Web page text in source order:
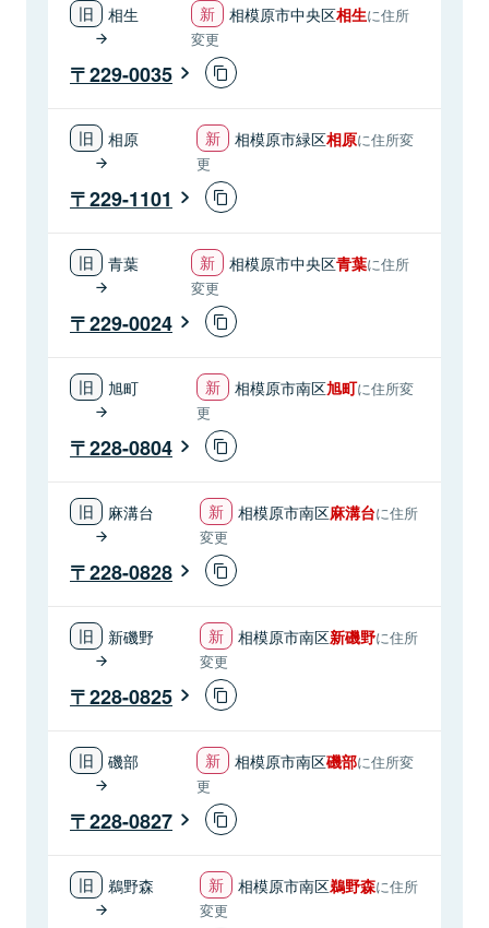
相生 相模原市中央区相生に住所
変更
229-0035
相原 相模原市緑区相原に住所変
更
229-1101
青葉 相模原市中央区青葉に住所
変更
229-0024
旭町 相模原市南区旭町に住所変
更
228-0804
麻溝台 相模原市南区麻溝台に住所
変更
228-0828
新磯野 相模原市南区新磯野に住所
変更
228-0825
磯部 相模原市南区磯部に住所変
更
228-0827
鵜野森 相模原市南区鵜野森に住所
変更